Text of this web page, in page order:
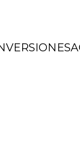
Y
de los nodos